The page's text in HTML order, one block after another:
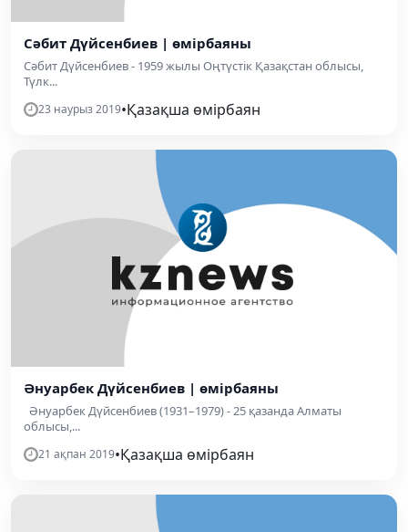
Сәбит Дүйсенбиев | өмірбаяны
Сәбит Дүйсенбиев - 1959 жылы Оңтүстік Қазақстан облысы,
Түлк...
23 наурыз 2019•Қазақша өмірбаян
Әнуарбек Дүйсенбиев | өмірбаяны
Әнуарбек Дүйсенбиев (1931–1979) - 25 қазанда Алматы
облысы,...
21 ақпан 2019•Қазақша өмірбаян